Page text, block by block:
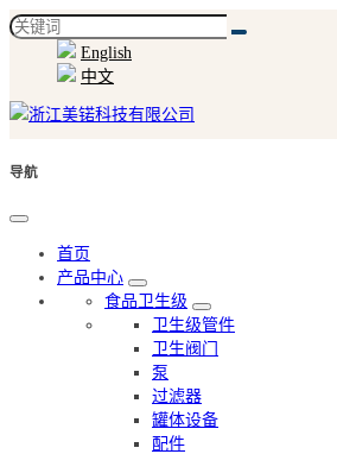
English
中文
导航
首页
产品中心
食品卫生级
卫生级管件
卫生阀门
泵
过滤器
罐体设备
配件